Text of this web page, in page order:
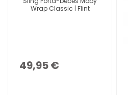
Wrap Classic | Flint
49,95 €